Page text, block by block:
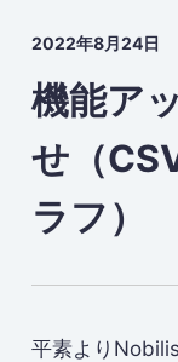
2022年8月24日
機能ア
せ（
ラフ）
平素より